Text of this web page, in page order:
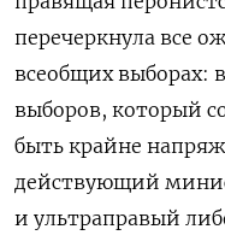
перечеркнула все
всеобщих выборах:
выборов, который
быть крайне
действующий
и ультраправый